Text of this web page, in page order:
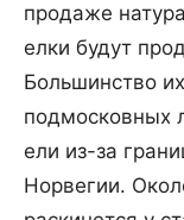
продаже
елки будут
Большинство
подмосковных
ели из-за
Норвегии.